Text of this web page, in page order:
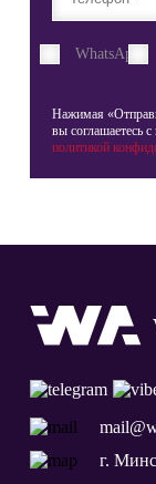
WhatsApp
Нажимая
вы соглашаетесь
политикой
г.